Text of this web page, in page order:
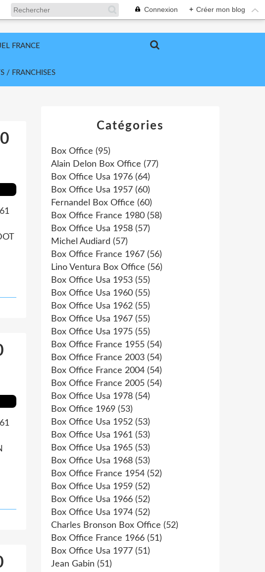
Connexion + Créer mon blog
FRANCE
/ FRANCHISES
Catégories
Box Office (95)
Alain Delon Box Office (77)
Box Office Usa 1976 (64)
Box Office Usa 1957 (60)
Fernandel Box Office (60)
Box Office France 1980 (58)
Box Office Usa 1958 (57)
Michel Audiard (57)
Box Office France 1967 (56)
Lino Ventura Box Office (56)
Box Office Usa 1953 (55)
Box Office Usa 1960 (55)
Box Office Usa 1962 (55)
Box Office Usa 1967 (55)
Box Office Usa 1975 (55)
Box Office France 1955 (54)
Box Office France 2003 (54)
Box Office France 2004 (54)
Box Office France 2005 (54)
Box Office Usa 1978 (54)
Box Office 1969 (53)
Box Office Usa 1952 (53)
Box Office Usa 1961 (53)
Box Office Usa 1965 (53)
Box Office Usa 1968 (53)
Box Office France 1954 (52)
Box Office Usa 1959 (52)
Box Office Usa 1966 (52)
Box Office Usa 1974 (52)
Charles Bronson Box Office (52)
Box Office France 1966 (51)
Box Office Usa 1977 (51)
Jean Gabin (51)